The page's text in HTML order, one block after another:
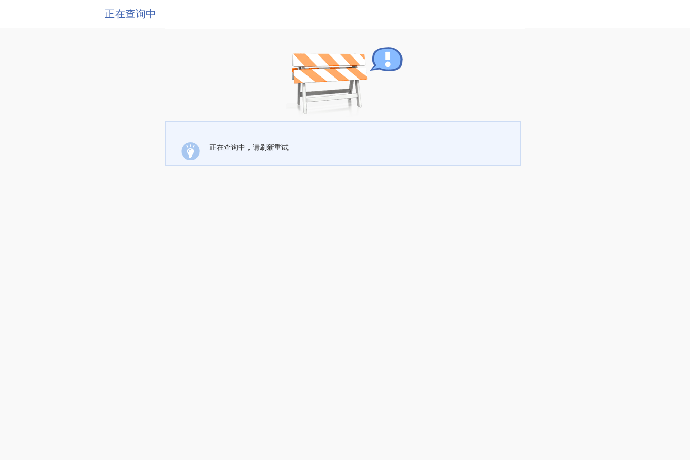
正在查询中
正在查询中，请刷新重试